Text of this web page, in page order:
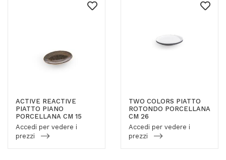
ACTIVE REACTIVE
PIATTO PIANO
PORCELLANA CM 15
Accedi per vedere i
prezzi
TWO COLORS PIATTO
ROTONDO PORCELLANA
CM 26
Accedi per vedere i
prezzi